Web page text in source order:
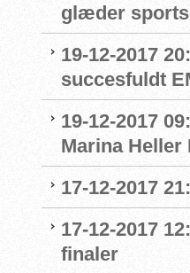
glæder
19-12-2017
succesfuldt
19-12-2017
Marina Heller
17-12-2017
17-12-2017
finaler